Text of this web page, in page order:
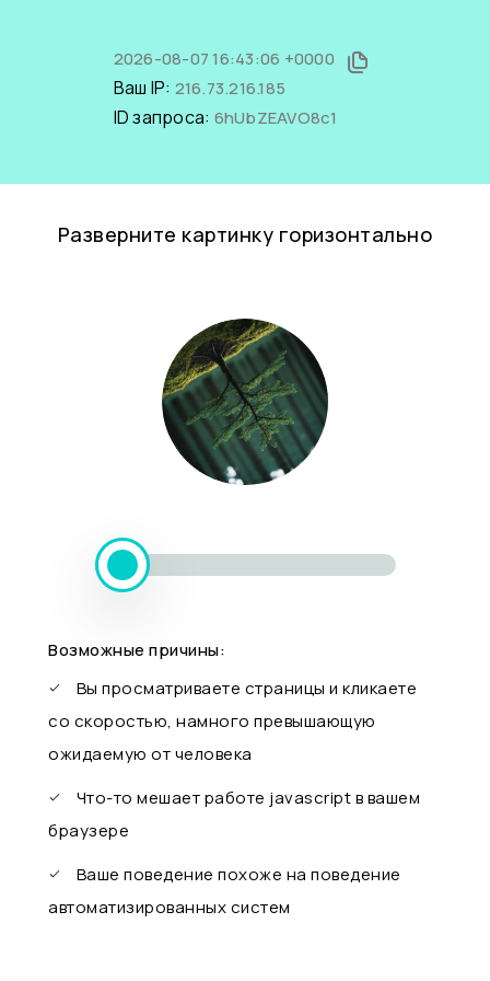
2026-08-07 16:43:06 +0000
Ваш IP: 216.73.216.185
ID запроса: 6hUbZEAVO8c1
Разверните картинку горизонтально
Возможные причины:
Вы просматриваете страницы и кликаете
со скоростью, намного превышающую
ожидаемую от человека
Что-то мешает работе javascript в вашем
браузере
Ваше поведение похоже на поведение
автоматизированных систем